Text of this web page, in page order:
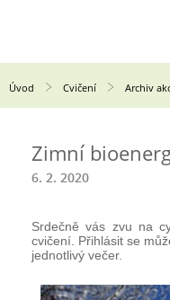
Úvod Cvičení Archiv
Zimní
6. 2. 2020
Srdečně vás zvu na
cvičení. Přihlásit se
jednotlivý večer.